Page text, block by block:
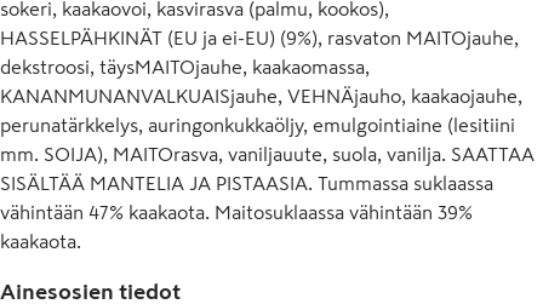
sokeri, kaakaovoi, kasvirasva (palmu, kookos),
HASSELPÄHKINÄT (EU ja ei-EU) (9%), rasvaton MAITOjauhe,
dekstroosi, täysMAITOjauhe, kaakaomassa,
KANANMUNANVALKUAISjauhe, VEHNÄjauho, kaakaojauhe,
perunatärkkelys, auringonkukkaöljy, emulgointiaine (lesitiini
mm. SOIJA), MAITOrasva, vaniljauute, suola, vanilja. SAATTAA
SISÄLTÄÄ MANTELIA JA PISTAASIA. Tummassa suklaassa
vähintään 47% kaakaota. Maitosuklaassa vähintään 39%
kaakaota.
Ainesosien tiedot